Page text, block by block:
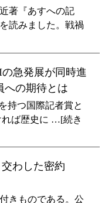
著『あすへの記
読みました。戦禍
急発展が同時進
への期待とは
持つ国際記者賞と
ば歴史に …[続き
わした密約
きものである。公